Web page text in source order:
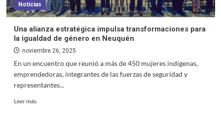
Noticias
Una alianza estratégica impulsa transformaciones para
la igualdad de género en Neuquén
noviembre 26, 2025
En un encuentro que reunió a más de 450 mujeres indígenas,
emprendedoras, integrantes de las fuerzas de seguridad y
representantes...
Leer más